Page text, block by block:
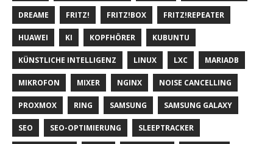
DREAME FRITZ! FRITZ!BOX FRITZ!REPEATER
HUAWEI KI KOPFHÖRER KUBUNTU
KÜNSTLICHE INTELLIGENZ LINUX LXC MARIADB
MIKROFON MIXER NGINX NOISE CANCELLING
PROXMOX RING SAMSUNG SAMSUNG GALAXY
SEO SEO-OPTIMIERUNG SLEEPTRACKER